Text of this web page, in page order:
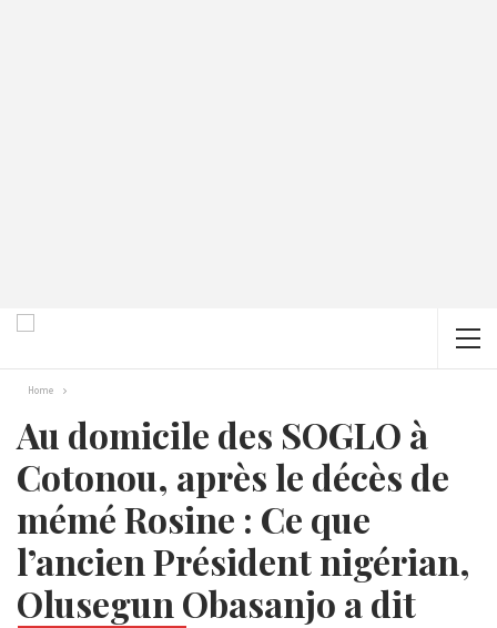
Home
Au domicile des SOGLO à
Cotonou, après le décès de
mémé Rosine : Ce que
l’ancien Président nigérian,
Olusegun Obasanjo a dit